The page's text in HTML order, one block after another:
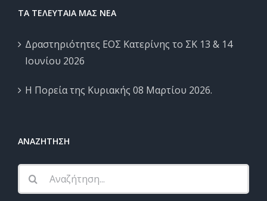
ΤΑ ΤΕΛΕΥΤΑΙΑ ΜΑΣ ΝΕΑ
Δραστηριότητες ΕΟΣ Κατερίνης το ΣΚ 13 & 14
Ιουνίου 2026
Η Πορεία της Κυριακής 08 Μαρτίου 2026.
ΑΝΑΖΗΤΗΣΗ
Αναζήτηση
...